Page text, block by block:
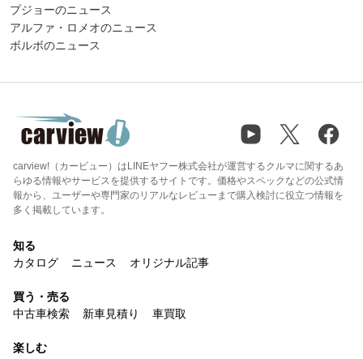
プジョーのニュース
アルファ・ロメオのニュース
ボルボのニュース
carview!（カービュー）はLINEヤフー株式会社が運営するクルマに関するあ
らゆる情報やサービスを提供するサイトです。価格やスペックなどの公式情
報から、ユーザーや専門家のリアルなレビューまで購入検討に役立つ情報を
多く掲載しています。
知る
カタログ
ニュース オリジナル記事
買う・売る
中古車検索
新車見積り 車買取
楽しむ